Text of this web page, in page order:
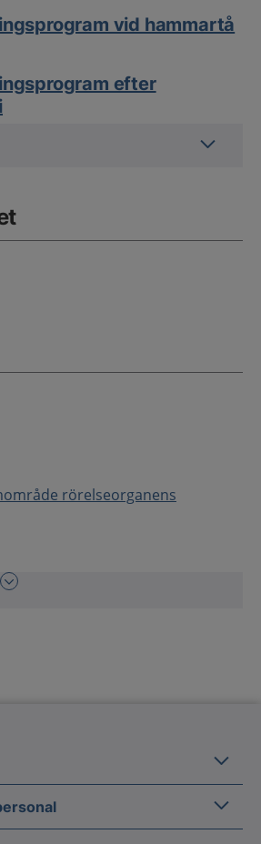
vid hammartå
efter
rörelseorganens
Visa arbetsgrupp
Om